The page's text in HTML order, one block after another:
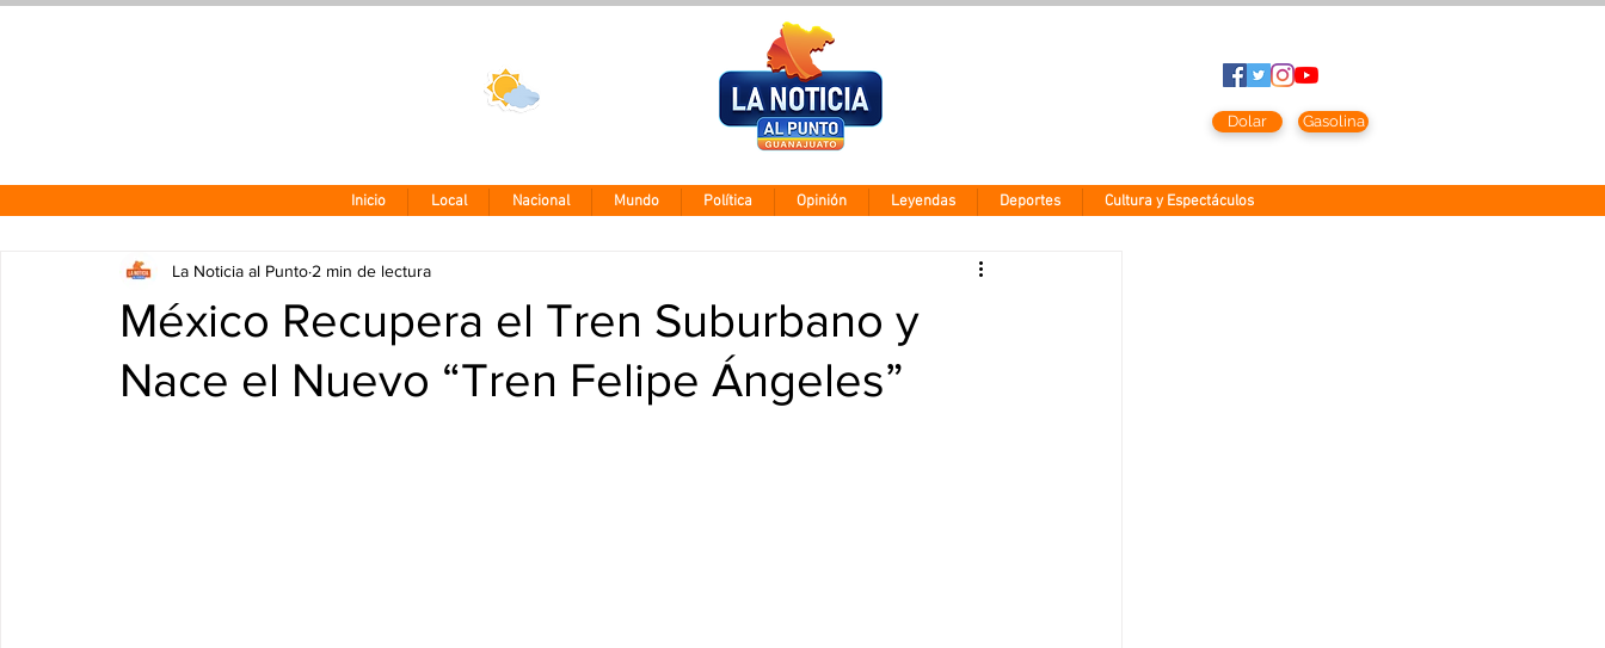
Dolar Gasolina
Inicio Local Nacional Mundo Política Opinión Leyendas Deportes Cultura y Espectáculos
México Recupera el Tren Suburbano y
Nace el Nuevo “Tren Felipe Ángeles”
La Noticia al Punto 2 min de lectura